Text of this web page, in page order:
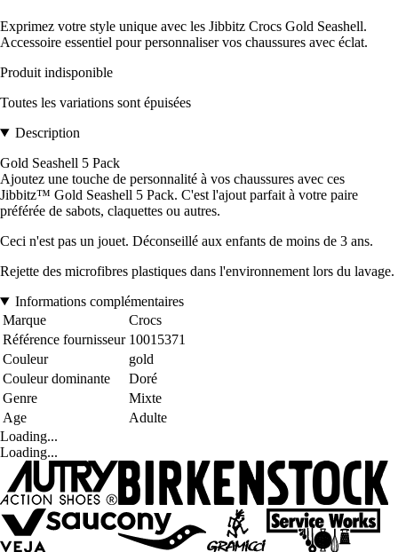
Exprimez votre style unique avec les Jibbitz Crocs Gold Seashell.
Accessoire essentiel pour personnaliser vos chaussures avec éclat.
Produit indisponible
Toutes les variations sont épuisées
Description
Gold Seashell 5 Pack
Ajoutez une touche de personnalité à vos chaussures avec ces
Jibbitz™ Gold Seashell 5 Pack. C'est l'ajout parfait à votre paire
préférée de sabots, claquettes ou autres.
Ceci n'est pas un jouet. Déconseillé aux enfants de moins de 3 ans.
Rejette des microfibres plastiques dans l'environnement lors du lavage.
Informations complémentaires
Marque
Crocs
Référence fournisseur 10015371
Couleur
gold
Couleur dominante
Doré
Genre
Mixte
Age
Adulte
Loading...
Loading...